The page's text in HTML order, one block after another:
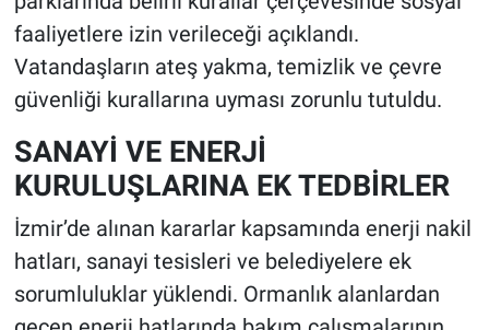
faaliyetlere izin verileceği açıklandı.
Vatandaşların ateş yakma, temizlik ve çevre
güvenliği kurallarına uyması zorunlu tutuldu.
SANAYİ VE ENERJİ
KURULUŞLARINA EK TEDBİRLER
İzmir’de alınan kararlar kapsamında enerji nakil
hatları, sanayi tesisleri ve belediyelere ek
sorumluluklar yüklendi. Ormanlık alanlardan